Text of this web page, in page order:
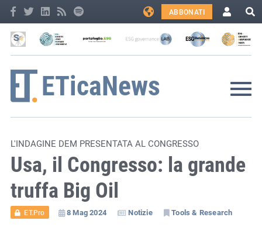
ABBONATI
L'INDAGINE DEM PRESENTATA AL CONGRESSO
Usa, il Congresso: la grande
truffa Big Oil
ET.Pro 8 Mag 2024 Notizie Tools & Research